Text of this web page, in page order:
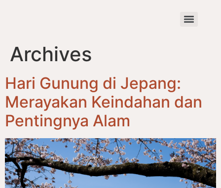
Archives
Hari Gunung di Jepang:
Merayakan Keindahan dan
Pentingnya Alam